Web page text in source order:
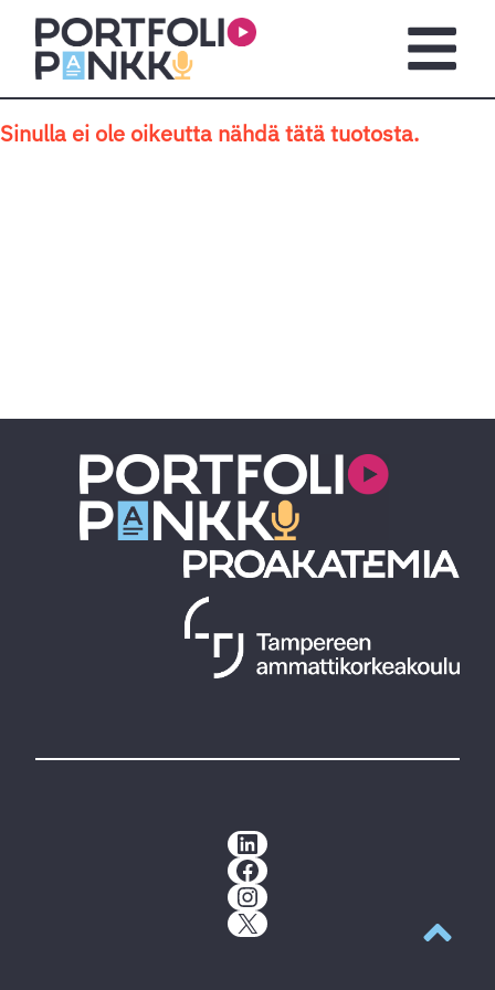
Siirry sisältöön
Sinulla ei ole oikeutta nähdä tätä tuotosta.
LinkedIn
Facebook
Instagram
X
Takaisin